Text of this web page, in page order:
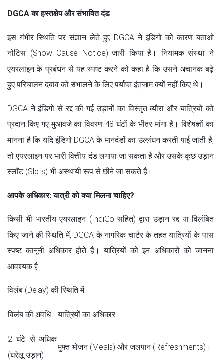
DGCA का हस्तक्षेप और संभावित दंड
इस गंभीर स्थिति पर संज्ञान लेते हुए DGCA ने इंडिगो को कारण बताओ
नोटिस (Show Cause Notice) जारी किया है। नियामक संस्था ने
एयरलाइन के प्रबंधन से यह स्पष्ट करने को कहा है कि उसने अचानक बढ़े
हुए परिचालन दबाव को संभालने के लिए पर्याप्त इंतजाम क्यों नहीं किए थे।
DGCA ने इंडिगो से रद्द की गई उड़ानों का विस्तृत ब्यौरा और यात्रियों को
प्रदान किए गए मुआवजे का विवरण 48 घंटों के भीतर मांगा है। विशेषज्ञों का
मानना है कि यदि इंडिगो DGCA के मानदंडों का उल्लंघन करती पाई जाती है,
तो एयरलाइन पर भारी वित्तीय दंड लगाया जा सकता है और उसके कुछ उड़ान
स्लॉट (Slots) भी अस्थायी रूप से छीने जा सकते हैं।
आपके अधिकार: यात्री को क्या मिलना चाहिए?
किसी भी भारतीय एयरलाइन (IndiGo सहित) द्वारा उड़ान रद्द या विलंबित
किए जाने की स्थिति में, DGCA के नागरिक चार्टर के तहत यात्रियों के पास
स्पष्ट कानूनी अधिकार होते हैं। यात्रियों को इन अधिकारों को जानना
आवश्यक है:
विलंब (Delay) की स्थिति में:
विलंब की अवधि यात्रियों का अधिकार
2 घंटे से अधिक
(घरेलू उड़ान)
मुफ्त भोजन (Meals) और जलपान (Refreshments)।